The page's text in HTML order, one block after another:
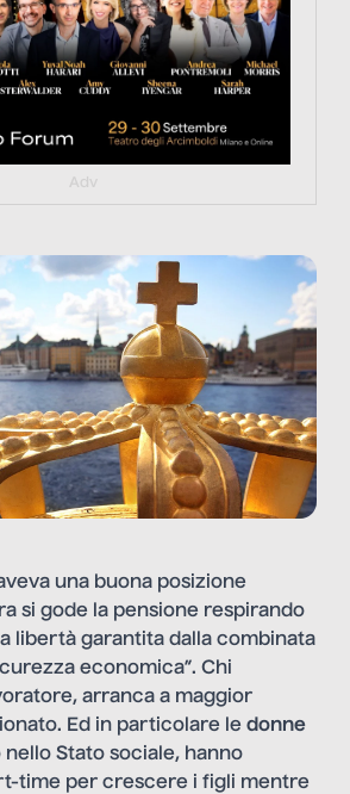
Adv
una buona posizione
si gode la pensione respirando
libertà garantita dalla combinata
economica”. Chi
arranca a maggior
Ed in particolare le donne
Stato sociale, hanno
time per crescere i figli mentre